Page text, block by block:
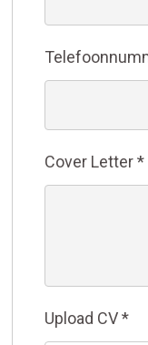
Cover Letter*
Upload CV*